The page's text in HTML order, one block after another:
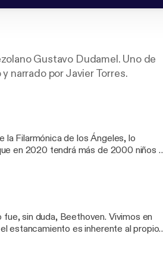
Gustavo Dudamel. Uno de
narrado por Javier Torres.
Filarmónica de los Ángeles, lo
en 2020 tendrá más de 2000 niños y
con el arte en su hogar, y propone
un mundo, le das un camino infinito
del arte en la sociedad".
sin duda, Beethoven. Vivimos en
estancamiento es inherente al propio
no se puede ni etiquetar ni politizar,
dentro como fuera de los auditorios.